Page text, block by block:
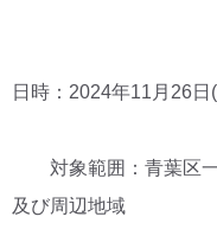
日時：2024年11月26
対象範囲：青葉区一
及び周辺地域